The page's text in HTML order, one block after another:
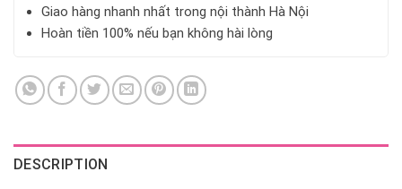
Giao hàng nhanh nhất trong nội thành Hà Nội
Hoàn tiền 100% nếu bạn không hài lòng
DESCRIPTION